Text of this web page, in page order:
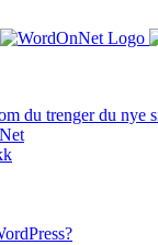
du trenger du nye